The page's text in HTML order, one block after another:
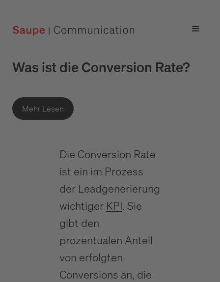
Was ist die Conversion Rate?
Mehr Lesen
Die Conversion Rate
ist ein im Prozess
der Leadgenerierung
wichtiger KPI. Sie
gibt den
prozentualen Anteil
von erfolgten
Conversions an, die